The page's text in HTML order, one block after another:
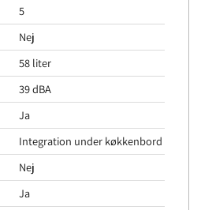
5
Nej
58 liter
39 dBA
Ja
Integration under køkkenbord
Nej
Ja